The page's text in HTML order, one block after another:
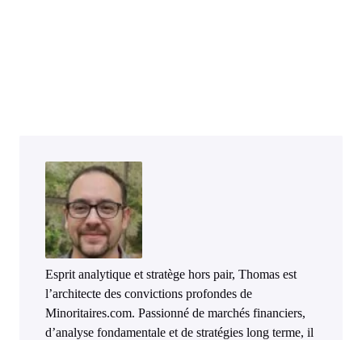
Esprit analytique et stratège hors pair, Thomas est
l’architecte des convictions profondes de
Minoritaires.com. Passionné de marchés financiers,
d’analyse fondamentale et de stratégies long terme, il